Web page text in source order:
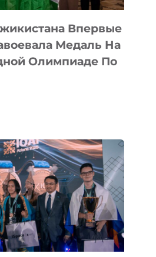
Впервые
Медаль На
Олимпиаде По